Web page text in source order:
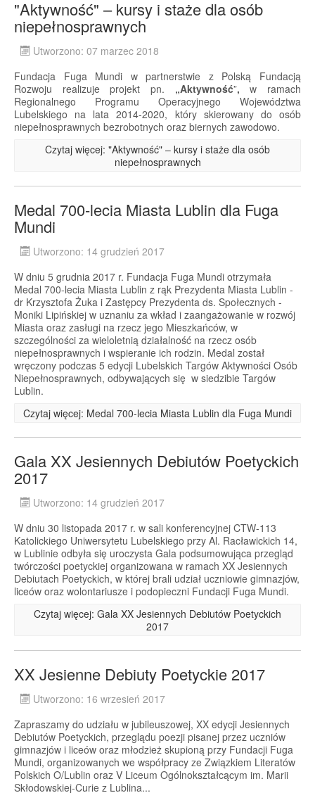
"Aktywność" – kursy i staże dla osób
niepełnosprawnych
Utworzono: 07 marzec 2018
Fundacja Fuga Mundi w partnerstwie z Polską Fundacją
Rozwoju realizuje projekt pn. „Aktywność”, w ramach
Regionalnego Programu Operacyjnego Województwa
Lubelskiego na lata 2014-2020, który skierowany do osób
niepełnosprawnych bezrobotnych oraz biernych zawodowo.
Czytaj więcej: "Aktywność" – kursy i staże dla osób
niepełnosprawnych
Medal 700-lecia Miasta Lublin dla Fuga
Mundi
Utworzono: 14 grudzień 2017
W dniu 5 grudnia 2017 r. Fundacja Fuga Mundi otrzymała
Medal 700-lecia Miasta Lublin z rąk Prezydenta Miasta Lublin -
dr Krzysztofa Żuka i Zastępcy Prezydenta ds. Społecznych -
Moniki Lipińskiej w uznaniu za wkład i zaangażowanie w rozwój
Miasta oraz zasługi na rzecz jego Mieszkańców, w
szczególności za wieloletnią działalność na rzecz osób
niepełnosprawnych i wspieranie ich rodzin. Medal został
wręczony podczas 5 edycji Lubelskich Targów Aktywności Osób
Niepełnosprawnych, odbywających się w siedzibie Targów
Lublin.
Czytaj więcej: Medal 700-lecia Miasta Lublin dla Fuga Mundi
Gala XX Jesiennych Debiutów Poetyckich
2017
Utworzono: 14 grudzień 2017
W dniu 30 listopada 2017 r. w sali konferencyjnej CTW-113
Katolickiego Uniwersytetu Lubelskiego przy Al. Racławickich 14,
w Lublinie odbyła się uroczysta Gala podsumowująca przegląd
twórczości poetyckiej organizowana w ramach XX Jesiennych
Debiutach Poetyckich, w której brali udział uczniowie gimnazjów,
liceów oraz wolontariusze i podopieczni Fundacji Fuga Mundi.
Czytaj więcej: Gala XX Jesiennych Debiutów Poetyckich
2017
XX Jesienne Debiuty Poetyckie 2017
Utworzono: 16 wrzesień 2017
Zapraszamy do udziału w jubileuszowej, XX edycji Jesiennych
Debiutów Poetyckich, przeglądu poezji pisanej przez uczniów
gimnazjów i liceów oraz młodzież skupioną przy Fundacji Fuga
Mundi, organizowanych we współpracy ze Związkiem Literatów
Polskich O/Lublin oraz V Liceum Ogólnokształcącym im. Marii
Skłodowskiej-Curie z Lublina...